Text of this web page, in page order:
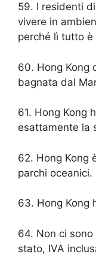
59. I residenti
vivere in
perché lì tutto è
60. Hong Kong
bagnata dal
61. Hong Kong
esattamente la
62. Hong Kong
parchi oceanici.
63. Hong Kong
64. Non ci
stato, IVA